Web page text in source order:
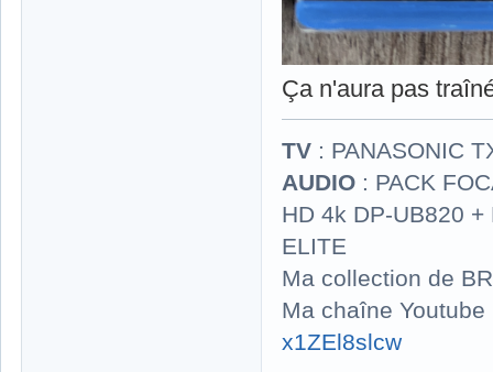
Ça n'aura pas
TV : PANASONIC
AUDIO : PACK
HD 4k DP-UB820
ELITE
Ma collection de
Ma chaîne
x1ZEl8slcw